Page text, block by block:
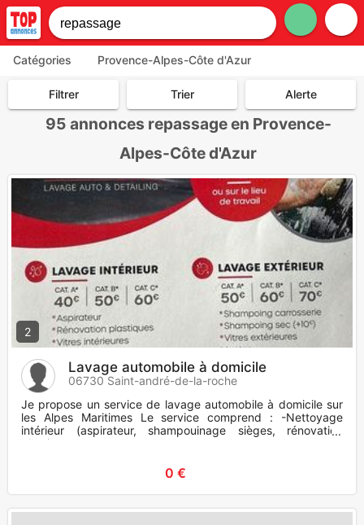
Catégories Provence-Alpes-Côte d'Azur
Filtrer Trier Alerte
95 annonces repassage en Provence-
Alpes-Côte d'Azur
2
Lavage automobile à domicile
06730 Saint-andré-de-la-roche
Je propose un service de lavage automobile à domicile sur
les Alpes Maritimes Le service comprend : -Nettoyage
intérieur (aspirateur, shampouinage sièges, rénovation
plastique,
0 €